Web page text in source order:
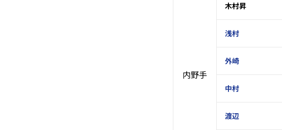
内野手
木村昇
浅村
外崎
中村
渡辺